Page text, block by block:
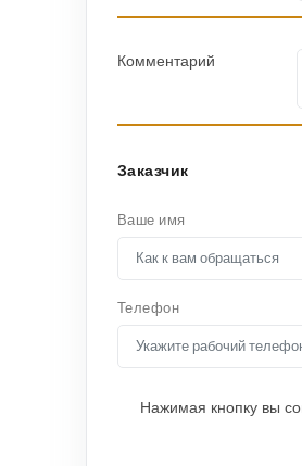
Комментарий
Заказчик
Ваше имя
Телефон
Нажимая кнопку вы